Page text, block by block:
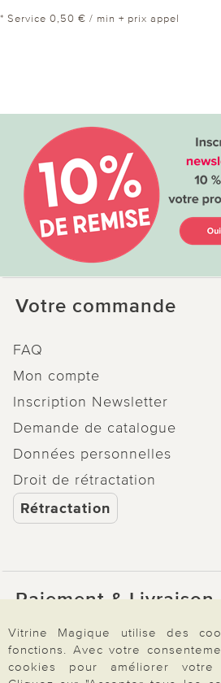
* Service 0,50 € / min + prix appel
Votre commande
FAQ
Mon compte
Inscription Newsletter
Demande de catalogue
Données personnelles
Droit de rétractation
Rétractation
Paiement & Livraison
À propos de nous
Vitrine Magique utilise des
fonctions. Avec votre
cookies pour améliorer votre